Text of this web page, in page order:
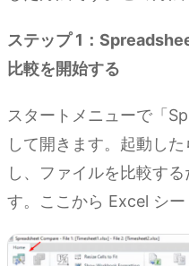
ステップ 1：
比較を開始する
スタートメニューで「
して開きます。起動し
し、ファイルを比較す
す。ここから Excel シー